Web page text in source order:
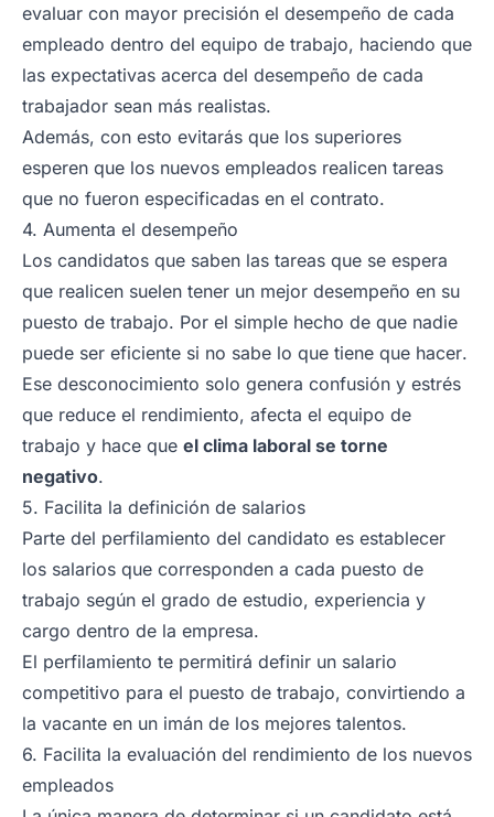
evaluar con mayor precisión el desempeño de cada
empleado dentro del equipo de trabajo, haciendo que
las expectativas acerca del desempeño de cada
trabajador sean más realistas.
Además, con esto evitarás que los superiores
esperen que los nuevos empleados realicen tareas
que no fueron especificadas en el contrato.
4. Aumenta el desempeño
Los candidatos que saben las tareas que se espera
que realicen suelen tener un mejor desempeño en su
puesto de trabajo. Por el simple hecho de que nadie
puede ser eficiente si no sabe lo que tiene que hacer.
Ese desconocimiento solo genera confusión y estrés
que reduce el rendimiento, afecta el equipo de
trabajo y hace que el clima laboral se torne
negativo.
5. Facilita la definición de salarios
Parte del perfilamiento del candidato es establecer
los salarios que corresponden a cada puesto de
trabajo según el grado de estudio, experiencia y
cargo dentro de la empresa.
El perfilamiento te permitirá definir un salario
competitivo para el puesto de trabajo, convirtiendo a
la vacante en un imán de los mejores talentos.
6. Facilita la evaluación del rendimiento de los nuevos
empleados